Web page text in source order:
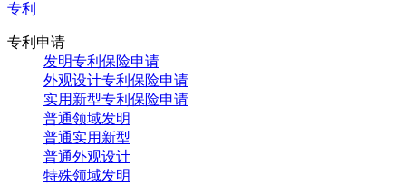
专利
专利申请
发明专利保险申请
外观设计专利保险申请
实用新型专利保险申请
普通领域发明
普通实用新型
普通外观设计
特殊领域发明